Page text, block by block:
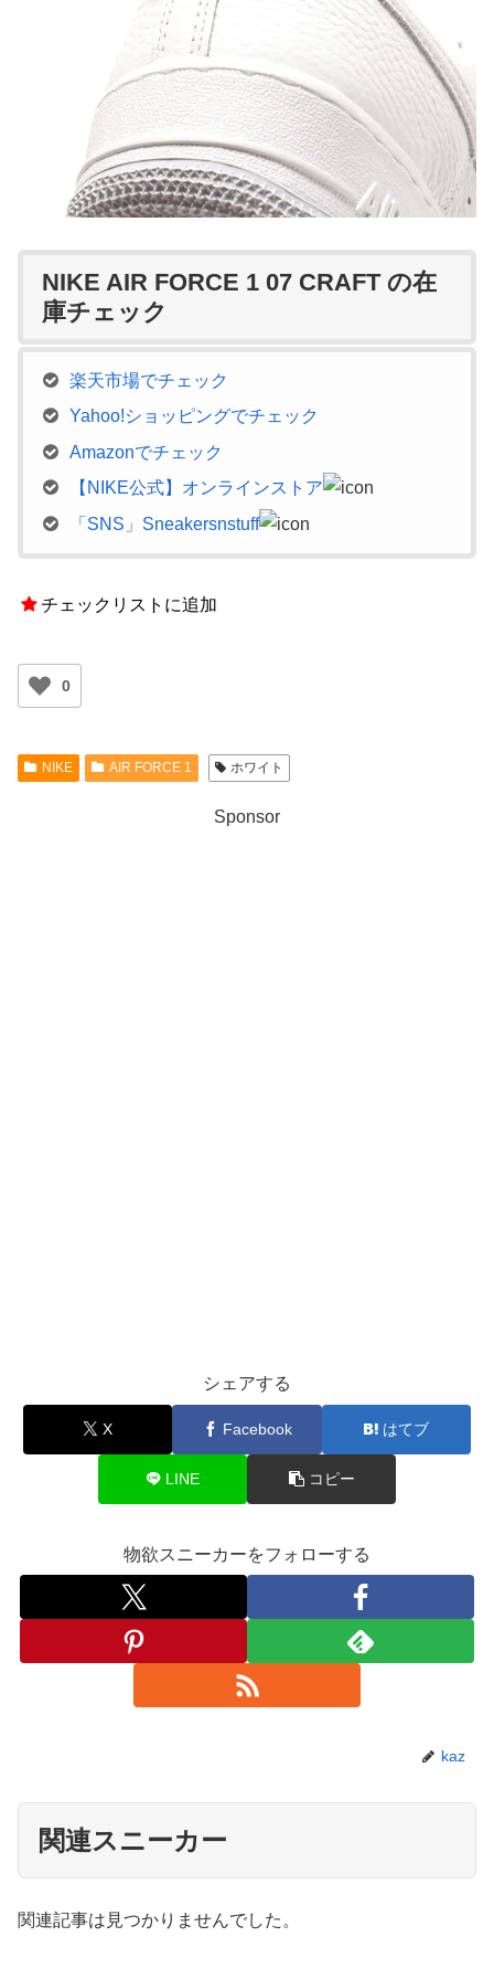
NIKE AIR FORCE 1 07 CRAFT の在
庫チェック
楽天市場でチェック
Yahoo!ショッピングでチェック
Amazonでチェック
【NIKE公式】オンラインストア
「SNS」Sneakersnstuff
チェックリストに追加
0
NIKE AIR FORCE 1 ホワイト
Sponsor
シェアする
X Facebook はてブ
LINE コピー
物欲スニーカーをフォローする
kaz
関連スニーカー
関連記事は見つかりませんでした。